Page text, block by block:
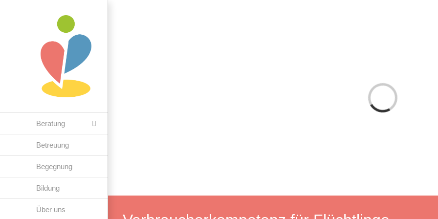
Beratung
Betreuung
Begegnung
Bildung
Über uns
Laden...